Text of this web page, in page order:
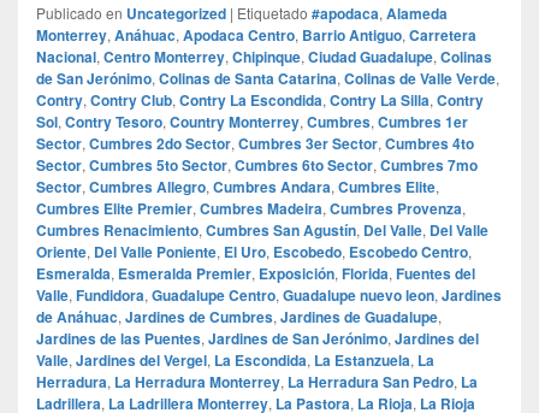
Publicado en Uncategorized | Etiquetado #apodaca, Alameda
Monterrey, Anáhuac, Apodaca Centro, Barrio Antiguo, Carretera
Nacional, Centro Monterrey, Chipinque, Ciudad Guadalupe, Colinas
de San Jerónimo, Colinas de Santa Catarina, Colinas de Valle Verde,
Contry, Contry Club, Contry La Escondida, Contry La Silla, Contry
Sol, Contry Tesoro, Country Monterrey, Cumbres, Cumbres 1er
Sector, Cumbres 2do Sector, Cumbres 3er Sector, Cumbres 4to
Sector, Cumbres 5to Sector, Cumbres 6to Sector, Cumbres 7mo
Sector, Cumbres Allegro, Cumbres Andara, Cumbres Elite,
Cumbres Elite Premier, Cumbres Madeira, Cumbres Provenza,
Cumbres Renacimiento, Cumbres San Agustín, Del Valle, Del Valle
Oriente, Del Valle Poniente, El Uro, Escobedo, Escobedo Centro,
Esmeralda, Esmeralda Premier, Exposición, Florida, Fuentes del
Valle, Fundidora, Guadalupe Centro, Guadalupe nuevo leon, Jardines
de Anáhuac, Jardines de Cumbres, Jardines de Guadalupe,
Jardines de las Puentes, Jardines de San Jerónimo, Jardines del
Valle, Jardines del Vergel, La Escondida, La Estanzuela, La
Herradura, La Herradura Monterrey, La Herradura San Pedro, La
Ladrillera, La Ladrillera Monterrey, La Pastora, La Rioja, La Rioja